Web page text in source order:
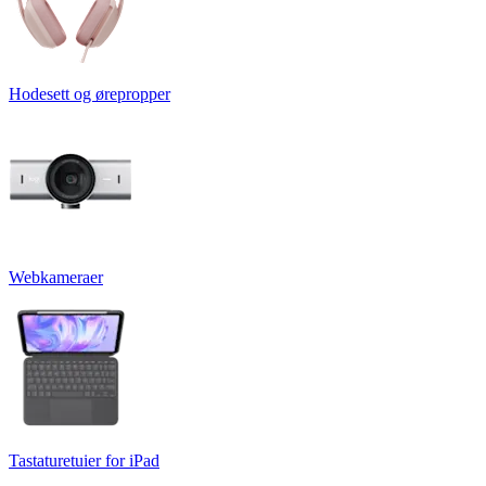
Hodesett og ørepropper
Webkameraer
Tastaturetuier for iPad